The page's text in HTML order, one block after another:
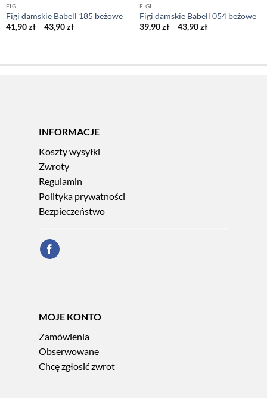
FIGI
Figi damskie Babell 185 beżowe
41,90zł – 43,90złZakres
43,90 zł
FIGI
Figi damskie Babell 054 beżowe
39,90zł – 43,90złZakres
43,90 zł
INFORMACJE
Koszty wysyłki
Zwroty
Regulamin
Polityka prywatności
Bezpieczeństwo
MOJE KONTO
Zamówienia
Obserwowane
Chcę zgłosić zwrot